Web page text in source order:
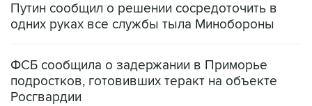
Путин сообщил о решении сосредоточить в
одних руках все службы тыла Минобороны
ФСБ сообщила о задержании в Приморье
подростков, готовивших теракт на объекте
Росгвардии